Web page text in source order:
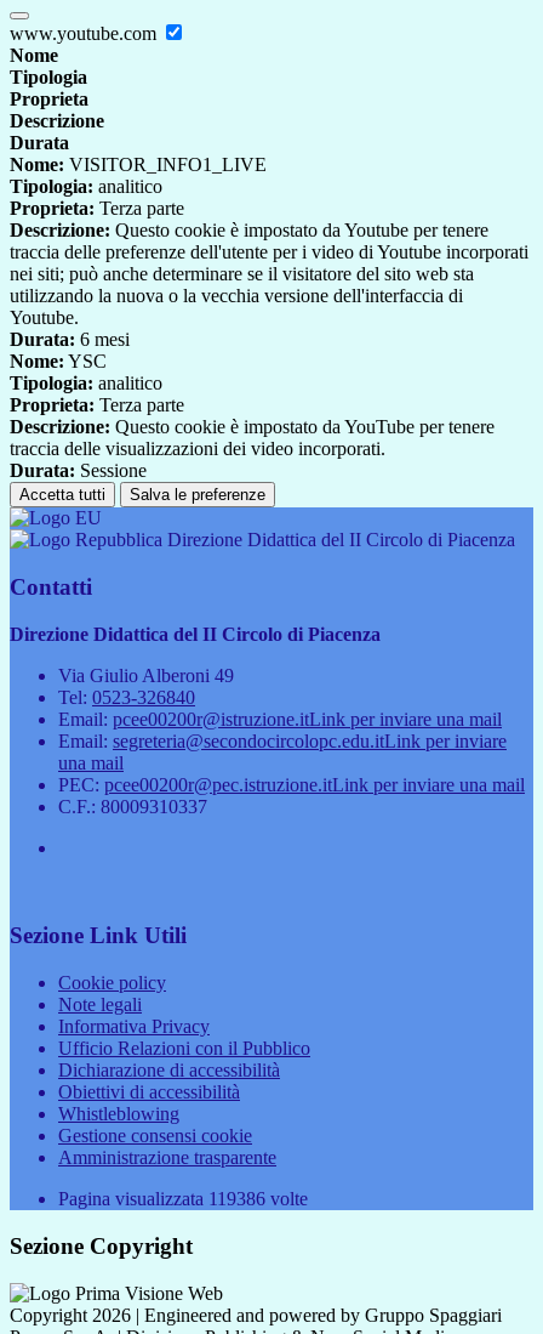
www.youtube.com
Nome
Tipologia
Proprieta
Descrizione
Durata
Nome: VISITOR_INFO1_LIVE
Tipologia: analitico
Proprieta: Terza parte
Descrizione: Questo cookie è impostato da Youtube per tenere
traccia delle preferenze dell'utente per i video di Youtube incorporati
nei siti; può anche determinare se il visitatore del sito web sta
utilizzando la nuova o la vecchia versione dell'interfaccia di
Youtube.
Durata: 6 mesi
Nome: YSC
Tipologia: analitico
Proprieta: Terza parte
Descrizione: Questo cookie è impostato da YouTube per tenere
traccia delle visualizzazioni dei video incorporati.
Durata: Sessione
Accetta tutti Salva le preferenze
Direzione Didattica del II Circolo di Piacenza
Contatti
Direzione Didattica del II Circolo di Piacenza
Via Giulio Alberoni 49
Tel: 0523-326840
Email: pcee00200r@istruzione.itLink per inviare una mail
Email: segreteria@secondocircolopc.edu.itLink per inviare
una mail
PEC: pcee00200r@pec.istruzione.itLink per inviare una mail
C.F.: 80009310337
Sezione Link Utili
Cookie policy
Note legali
Informativa Privacy
Ufficio Relazioni con il Pubblico
Dichiarazione di accessibilità
Obiettivi di accessibilità
Whistleblowing
Gestione consensi cookie
Amministrazione trasparente
Pagina visualizzata 119386 volte
Sezione Copyright
Copyright 2026 | Engineered and powered by Gruppo Spaggiari